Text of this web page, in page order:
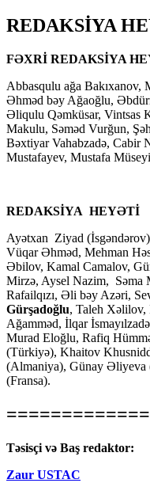
REDAKSİYA
FƏXRİ REDAKSİYA
Abbasqulu ağa
Əhməd bəy Ağaoğlu,
Əliqulu Qəmküsar, Vintsas
Makulu, Səməd Vurğun,
Bəxtiyar Vahabzadə, Cabir
Mustafayev, Mustafa
REDAKSİYA HEYƏTİ
Ayətxan Ziyad
Vüqar Əhməd, Mehman
Əbilov, Kamal Camalov,
Mirzə, Aysel Nazim, Səma
Rafailqızı, Əli bəy Azəri,
Gürşadoğlu, Taleh
Ağamməd, İlqar
Murad Eloğlu, Rafiq
(Türkiyə), Khaitov
(Almaniya), Günay Əliyeva
(Fransa).
Təsisçi və Baş redaktor:
Zaur USTAC